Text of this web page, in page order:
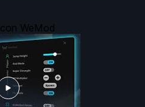
WeMod